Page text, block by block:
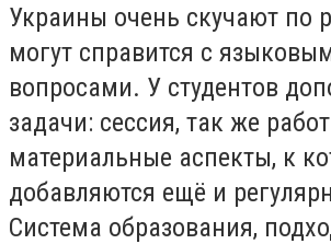
Украины очень скучают по
могут справится с
вопросами. У студентов
задачи: сессия, так же
материальные аспекты, к
добавляются ещё и
Система образования,